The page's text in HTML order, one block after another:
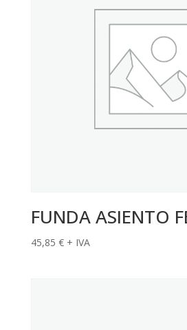
FUNDA ASIENTO
45,85 € + IVA